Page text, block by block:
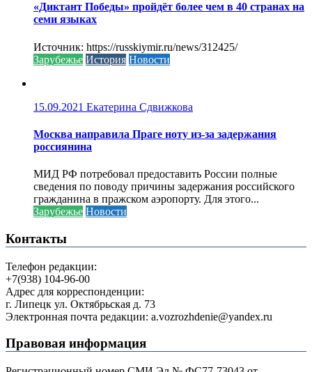
«Диктант Победы» пройдёт более чем в 40 странах на
семи языках
Источник: https://russkiymir.ru/news/312425/
Зарубежье История Новости
15.09.2021 Екатерина Сдвижкова
Москва направила Праге ноту из-за задержания
россиянина
МИД РФ потребовал предоставить России полные
сведения по поводу причины задержания российского
гражданина в пражском аэропорту. Для этого...
Зарубежье Новости
Контакты
Телефон редакции:
+7(938) 104-96-00
Адрес для корреспонденции:
г. Липецк ул. Октябрьская д. 73
Электронная почта редакции: a.vozrozhdenie@yandex.ru
Правовая информация